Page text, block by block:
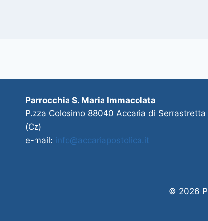
Parrocchia S. Maria Immacolata
P.zza Colosimo 88040 Accaria di Serrastretta
(Cz)
e-mail: info@accariapostolica.it
© 2026